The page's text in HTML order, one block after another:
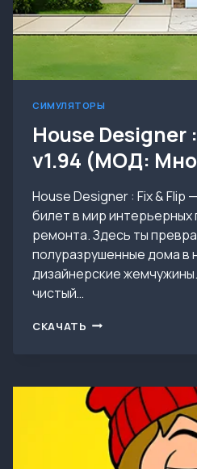
СИМУЛЯТОРЫ
House Designer
v1.94 (МОД:
House Designer : Fix & Flip
билет в мир интерьерных
ремонта. Здесь ты
полуразрушенные дома в
дизайнерские
чистый…
СКАЧАТЬ HOUSE
&
FLIP
V1.94
(МОД:
МНОГО
ДЕНЕГ)